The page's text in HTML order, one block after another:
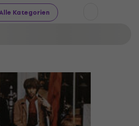
Kategorien